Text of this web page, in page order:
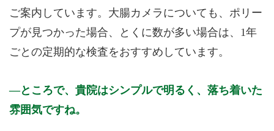
ご案内しています。大腸カメラについても、ポリー
プが見つかった場合、とくに数が多い場合は、1年
ごとの定期的な検査をおすすめしています。
ところで、貴院はシンプルで明るく、落ち着いた
雰囲気ですね。